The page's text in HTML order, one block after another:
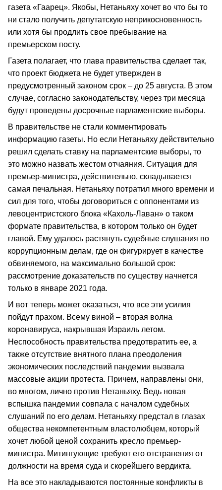
газета «Гаарец». Якобы, Нетаньяху хочет во что бы то
ни стало получить депутатскую неприкосновенность
или хотя бы продлить свое пребывание на
премьерском посту.
Газета полагает, что глава правительства сделает так,
что проект бюджета не будет утвержден в
предусмотренный законом срок – до 25 августа. В этом
случае, согласно законодательству, через три месяца
будут проведены досрочные парламентские выборы.
В правительстве не стали комментировать
информацию газеты. Но если Нетаньяху действительно
решил сделать ставку на парламентские выборы, то
это можно назвать жестом отчаяния. Ситуация для
премьер-министра, действительно, складывается
самая печальная. Нетаньяху потратил много времени и
сил для того, чтобы договориться с оппонентами из
левоцентристского блока «Кахоль-Лаван» о таком
формате правительства, в котором только он будет
главой. Ему удалось растянуть судебные слушания по
коррупционным делам, где он фигурирует в качестве
обвиняемого, на максимально большой срок:
рассмотрение доказательств по существу начнется
только в январе 2021 года.
И вот теперь может оказаться, что все эти усилия
пойдут прахом. Всему виной – вторая волна
коронавируса, накрывшая Израиль летом.
Неспособность правительства предотвратить ее, а
также отсутствие внятного плана преодоления
экономических последствий пандемии вызвала
массовые акции протеста. Причем, направлены они,
во многом, лично против Нетаньяху. Ведь новая
вспышка пандемии совпала с началом судебных
слушаний по его делам. Нетаньяху предстал в глазах
общества некомпетентным властолюбцем, который
хочет любой ценой сохранить кресло премьер-
министра. Митингующие требуют его отстранения от
должности на время суда и скорейшего вердикта.
На все это накладываются постоянные конфликты в